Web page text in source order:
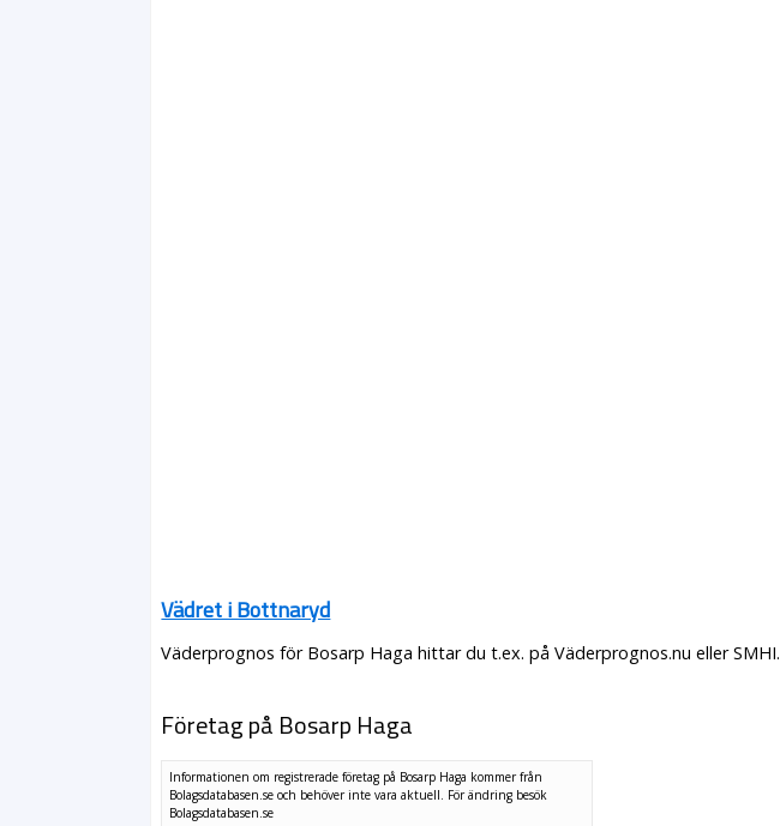
Vädret i Bottnaryd
Väderprognos för Bosarp Haga hittar du t.ex. på Väderprognos.nu eller SMHI.
Företag på Bosarp Haga
Informationen om registrerade företag på Bosarp Haga kommer från
Bolagsdatabasen.se och behöver inte vara aktuell. För ändring besök
Bolagsdatabasen.se